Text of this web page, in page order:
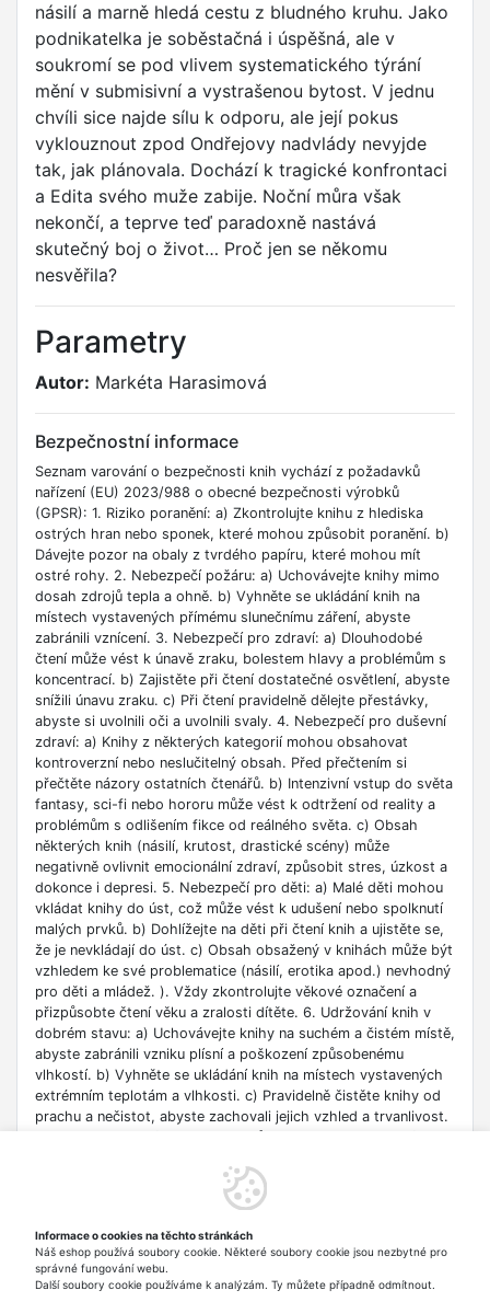
násilí a marně hledá cestu z bludného kruhu. Jako
podnikatelka je soběstačná i úspěšná, ale v
soukromí se pod vlivem systematického týrání
mění v submisivní a vystrašenou bytost. V jednu
chvíli sice najde sílu k odporu, ale její pokus
vyklouznout zpod Ondřejovy nadvlády nevyjde
tak, jak plánovala. Dochází k tragické konfrontaci
a Edita svého muže zabije. Noční můra však
nekončí, a teprve teď paradoxně nastává
skutečný boj o život… Proč jen se někomu
nesvěřila?
Parametry
Autor: Markéta Harasimová
Bezpečnostní informace
Seznam varování o bezpečnosti knih vychází z požadavků
nařízení (EU) 2023/988 o obecné bezpečnosti výrobků
(GPSR): 1. Riziko poranění: a) Zkontrolujte knihu z hlediska
ostrých hran nebo sponek, které mohou způsobit poranění. b)
Dávejte pozor na obaly z tvrdého papíru, které mohou mít
ostré rohy. 2. Nebezpečí požáru: a) Uchovávejte knihy mimo
dosah zdrojů tepla a ohně. b) Vyhněte se ukládání knih na
místech vystavených přímému slunečnímu záření, abyste
zabránili vznícení. 3. Nebezpečí pro zdraví: a) Dlouhodobé
čtení může vést k únavě zraku, bolestem hlavy a problémům s
koncentrací. b) Zajistěte při čtení dostatečné osvětlení, abyste
snížili únavu zraku. c) Při čtení pravidelně dělejte přestávky,
abyste si uvolnili oči a uvolnili svaly. 4. Nebezpečí pro duševní
zdraví: a) Knihy z některých kategorií mohou obsahovat
kontroverzní nebo neslučitelný obsah. Před přečtením si
přečtěte názory ostatních čtenářů. b) Intenzivní vstup do světa
fantasy, sci-fi nebo hororu může vést k odtržení od reality a
problémům s odlišením fikce od reálného světa. c) Obsah
některých knih (násilí, krutost, drastické scény) může
negativně ovlivnit emocionální zdraví, způsobit stres, úzkost a
dokonce i depresi. 5. Nebezpečí pro děti: a) Malé děti mohou
vkládat knihy do úst, což může vést k udušení nebo spolknutí
malých prvků. b) Dohlížejte na děti při čtení knih a ujistěte se,
že je nevkládají do úst. c) Obsah obsažený v knihách může být
vzhledem ke své problematice (násilí, erotika apod.) nevhodný
pro děti a mládež. ). Vždy zkontrolujte věkové označení a
přizpůsobte čtení věku a zralosti dítěte. 6. Udržování knih v
dobrém stavu: a) Uchovávejte knihy na suchém a čistém místě,
abyste zabránili vzniku plísní a poškození způsobenému
vlhkostí. b) Vyhněte se ukládání knih na místech vystavených
extrémním teplotám a vlhkosti. c) Pravidelně čistěte knihy od
prachu a nečistot, abyste zachovali jejich vzhled a trvanlivost.
vzdělávací nebo profesní účely. b) Věnujte pozornost datu
vydání, protože znalosti v některých oblastech se rychle
zdrojů uvedených v knize buďte opatrní a dodržujte pravidla
bezpečnosti na síti. 8. Autorská práva: a) Dodržujte autorská
práva obsahu zpřístupněného v knize.
Informace o cookies na těchto stránkách
Náš eshop používá soubory cookie. Některé soubory cookie jsou nezbytné pro
správné fungování webu.
Další soubory cookie používáme k analýzám. Ty můžete případně odmítnout.